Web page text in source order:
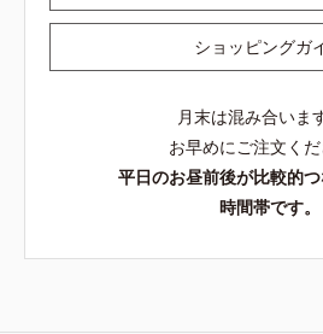
ショッピングガ
月末は混み合いま
お早めにご注文くだ
平日のお昼前後が比較的
時間帯です。